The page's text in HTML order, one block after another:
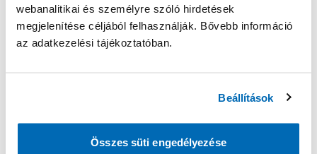
webanalitikai és személyre szóló hirdetések
megjelenítése céljából felhasználják. Bővebb információ
az adatkezelési tájékoztatóban.
Beállítások
Összes süti engedélyezése